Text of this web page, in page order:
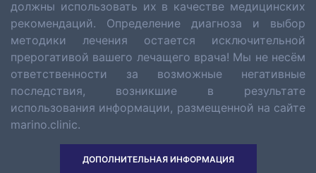
должны использовать их в качестве медицинских
рекомендаций. Определение диагноза и выбор
методики лечения остается исключительной
прерогативой вашего лечащего врача! Мы не несём
ответственности за возможные негативные
последствия, возникшие в результате
использования информации, размещенной на сайте
marino.clinic.
ДОПОЛНИТЕЛЬНАЯ ИНФОРМАЦИЯ